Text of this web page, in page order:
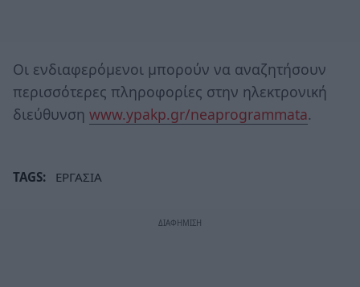
Οι ενδιαφερόμενοι μπορούν να αναζητήσουν
περισσότερες πληροφορίες στην ηλεκτρονική
διεύθυνση www.ypakp.gr/neaprogrammata.
TAGS: ΕΡΓΑΣΙΑ